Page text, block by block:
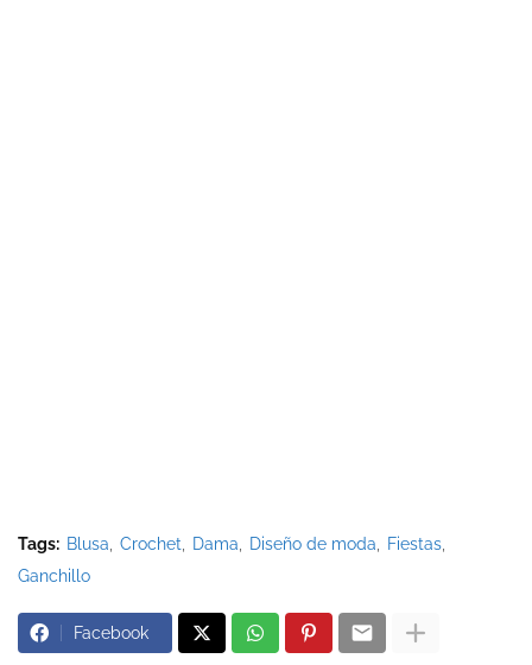
Tags: Blusa Crochet Dama Diseño de moda
Fiestas
Ganchillo
Facebook